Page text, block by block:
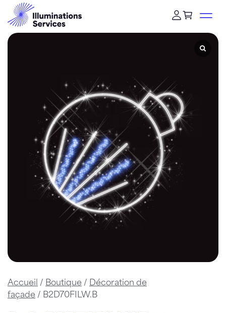
Accueil / Boutique / Décoration de
façade / B2D70FILW.B